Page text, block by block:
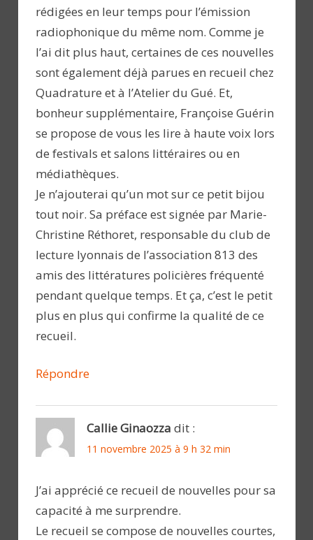
rédigées en leur temps pour l’émission
radiophonique du même nom. Comme je
l’ai dit plus haut, certaines de ces nouvelles
sont également déjà parues en recueil chez
Quadrature et à l’Atelier du Gué. Et,
bonheur supplémentaire, Françoise Guérin
se propose de vous les lire à haute voix lors
de festivals et salons littéraires ou en
médiathèques.
Je n’ajouterai qu’un mot sur ce petit bijou
tout noir. Sa préface est signée par Marie-
Christine Réthoret, responsable du club de
lecture lyonnais de l’association 813 des
amis des littératures policières fréquenté
pendant quelque temps. Et ça, c’est le petit
plus en plus qui confirme la qualité de ce
recueil.
Répondre
Callie Ginaozza dit :
11 novembre 2025 à 9 h 32 min
J’ai apprécié ce recueil de nouvelles pour sa
capacité à me surprendre.
Le recueil se compose de nouvelles courtes,